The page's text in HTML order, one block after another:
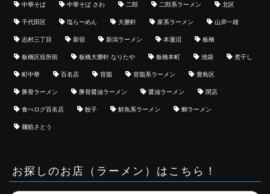
中華そば 中華そば さわ 二郎 二郎系ラーメン 北区
千代田区 塩らーめん 大勝軒 家系ラーメン 山岸一雄
志村三丁目 新宿 新潟ラーメン 本蓮沼 板橋
板橋区役所前 板橋大勝軒 なりたや 板橋本町 池袋 煮干し
町中華 百名店 背脂 背脂系ラーメン 豊島区
豚骨ラーメン 豚骨醤油ラーメン 醤油ラーメン 閉店
食べログ百名店 餃子 鮮魚系ラーメン 鯛ラーメン
麺処さとう
お探しのお店（ラーメン）はこちら！